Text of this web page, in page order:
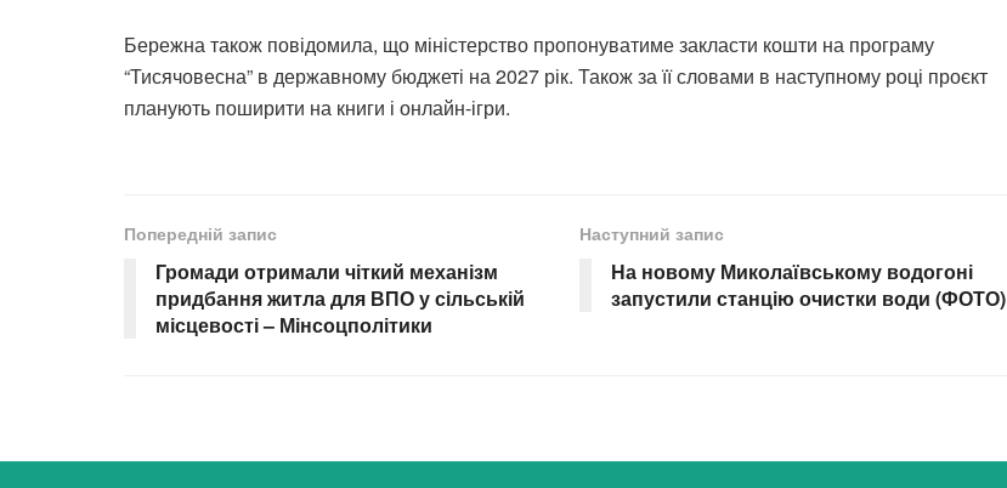
Бережна також повідомила, що міністерство пропонуватиме закласти кошти на програму
“Тисячовесна” в державному бюджеті на 2027 рік. Також за її словами в наступному році проєкт
планують поширити на книги і онлайн-ігри.
Попередній запис
Громади отримали чіткий механізм
придбання житла для ВПО у сільській
місцевості – Мінсоцполітики
Наступний запис
На новому Миколаївському водогоні
запустили станцію очистки води (ФОТО)